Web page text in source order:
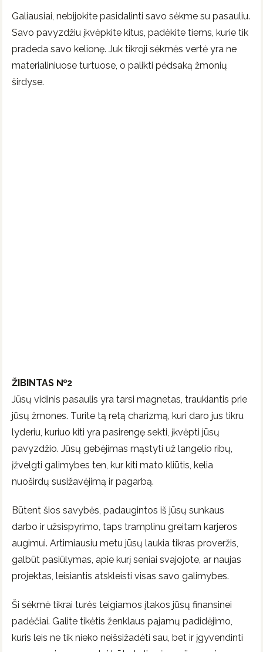
Galiausiai, nebijokite pasidalinti savo sėkme su pasauliu.
Savo pavyzdžiu įkvėpkite kitus, padėkite tiems, kurie tik
pradeda savo kelionę. Juk tikroji sėkmės vertė yra ne
materialiniuose turtuose, o palikti pėdsaką žmonių
širdyse.
ŽIBINTAS №2
Jūsų vidinis pasaulis yra tarsi magnetas, traukiantis prie
jūsų žmones. Turite tą retą charizmą, kuri daro jus tikru
lyderiu, kuriuo kiti yra pasirengę sekti, įkvėpti jūsų
pavyzdžio. Jūsų gebėjimas mąstyti už langelio ribų,
įžvelgti galimybes ten, kur kiti mato kliūtis, kelia
nuoširdų susižavėjimą ir pagarbą.
Būtent šios savybės, padaugintos iš jūsų sunkaus
darbo ir užsispyrimo, taps tramplinu greitam karjeros
augimui. Artimiausiu metu jūsų laukia tikras proveržis,
galbūt pasiūlymas, apie kurį seniai svajojote, ar naujas
projektas, leisiantis atskleisti visas savo galimybes.
Ši sėkmė tikrai turės teigiamos įtakos jūsų finansinei
padėčiai. Galite tikėtis ženklaus pajamų padidėjimo,
kuris leis ne tik nieko neišsižadėti sau, bet ir įgyvendinti